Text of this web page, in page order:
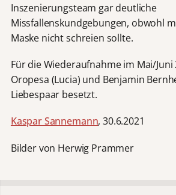
Inszenierungsteam gar deutliche
Missfallenskundgebungen, obwohl
Maske nicht schreien sollte.
Für die Wiederaufnahme im Mai/Juni
Oropesa (Lucia) und Benjamin
Liebespaar besetzt.
Kaspar Sannemann, 30.6.2021
Bilder von Herwig Prammer